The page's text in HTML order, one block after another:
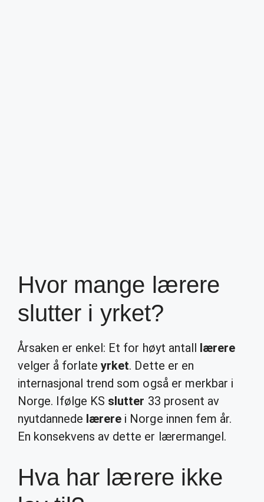
Hvor mange lærere
slutter i yrket?
Årsaken er enkel: Et for høyt antall lærere
velger å forlateyrket. Dette er en
internasjonal trend som også er merkbar i
Norge. Ifølge KS slutter 33 prosent av
nyutdannede lærere i Norge innen fem år.
En konsekvens av dette er lærermangel.
Hva har lærere ikke